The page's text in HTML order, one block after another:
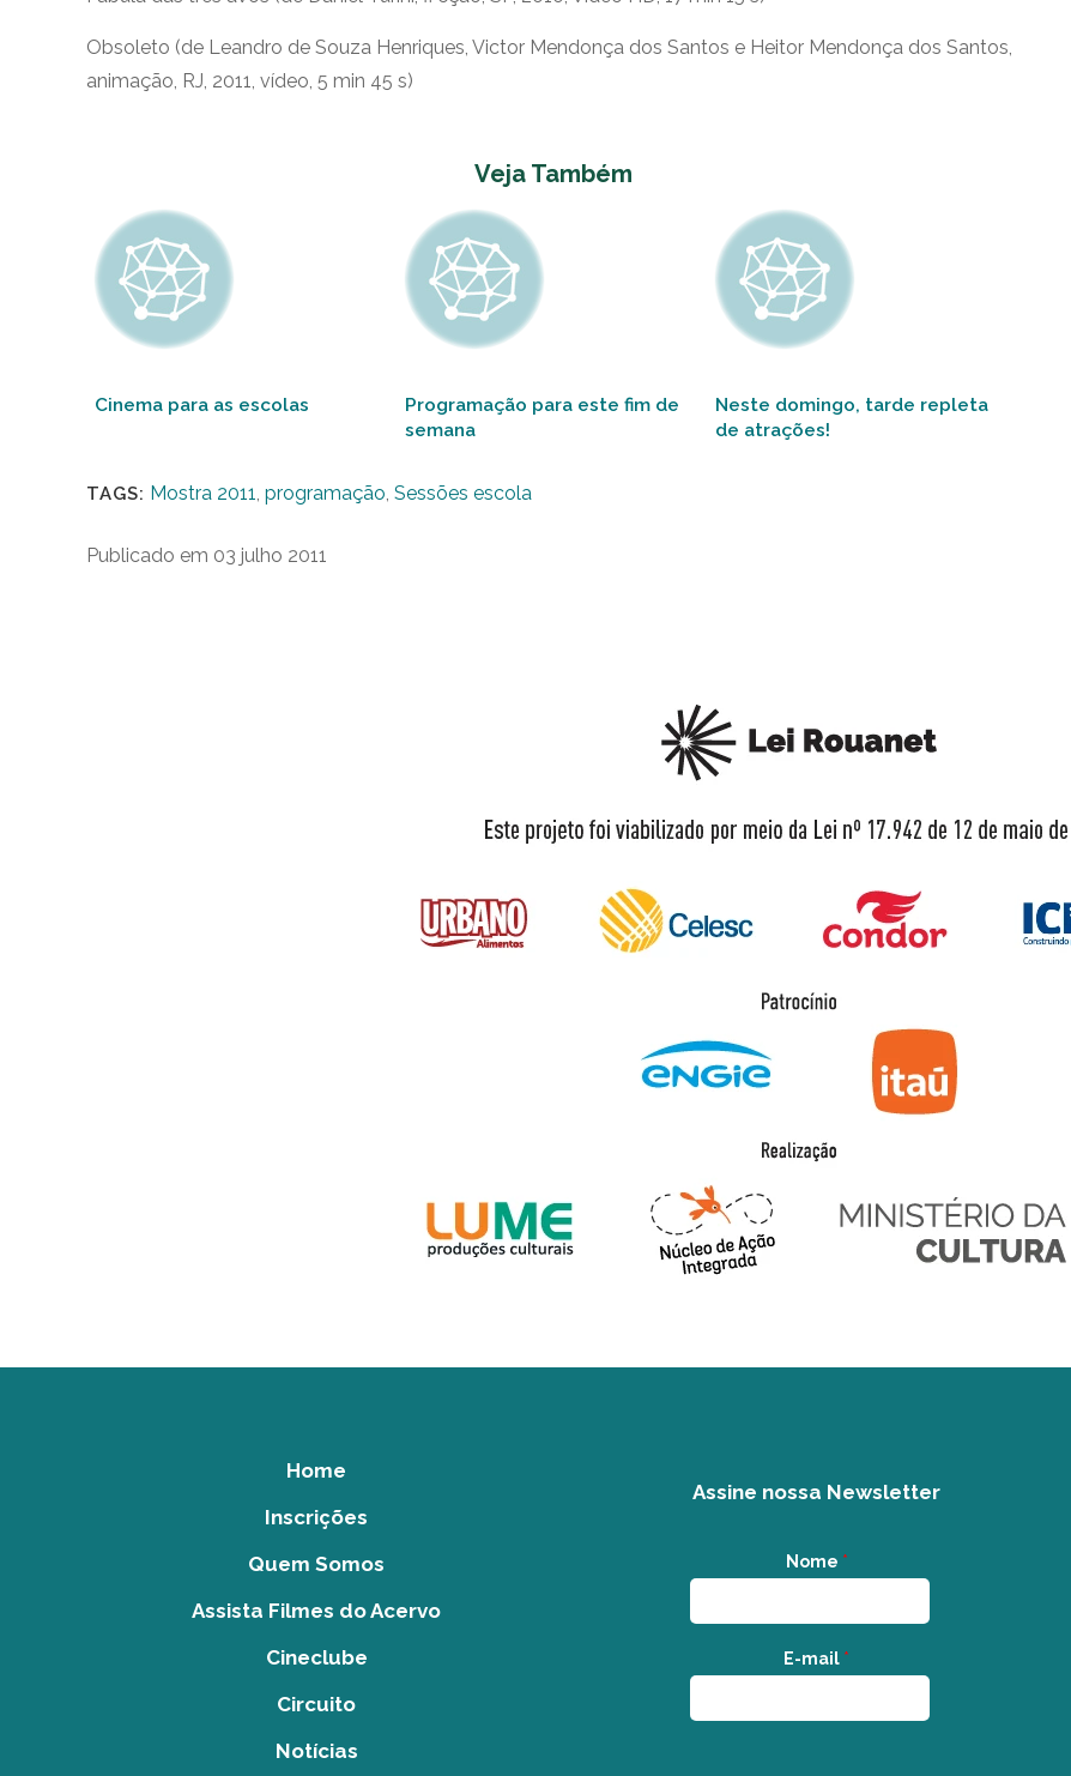
Obsoleto (de Leandro de Souza Henriques, Victor Mendonça dos Santos e Heitor Mendonça dos Santos,
animação, RJ, 2011, vídeo, 5 min 45 s)
Veja Também
Cinema para as escolas
Programação para este fim de
semana
Neste domingo, tarde repleta
de atrações!
TAGS: Mostra 2011, programação, Sessões escola
Publicado em 03 julho 2011
Home
Inscrições
Quem Somos
Assista Filmes do Acervo
Cineclube
Circuito
Notícias
Assine nossa Newsletter
Nome *
E-mail *